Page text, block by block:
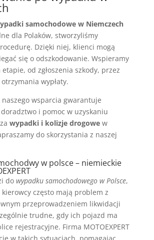
samochodowe w Niemczech
dla Polaków, stworzyliśmy
Dzięki niej, klienci mogą
się o odszkodowanie. Wspieramy
od zgłoszenia szkody, przez
wypłaty.
naszego wsparcia gwarantuje
i pomoc w uzyskaniu
wypadki i kolizje drogowew
do skorzystania z naszej
w polsce – niemieckie
do wypadku samochodowego w Polsce,
często mają problem z
przeprowadzeniem likwidacji
trudne, gdy ich pojazd ma
rejestracyjne. Firma MOTOEXPERT
w takich sytuacjach, pomagając